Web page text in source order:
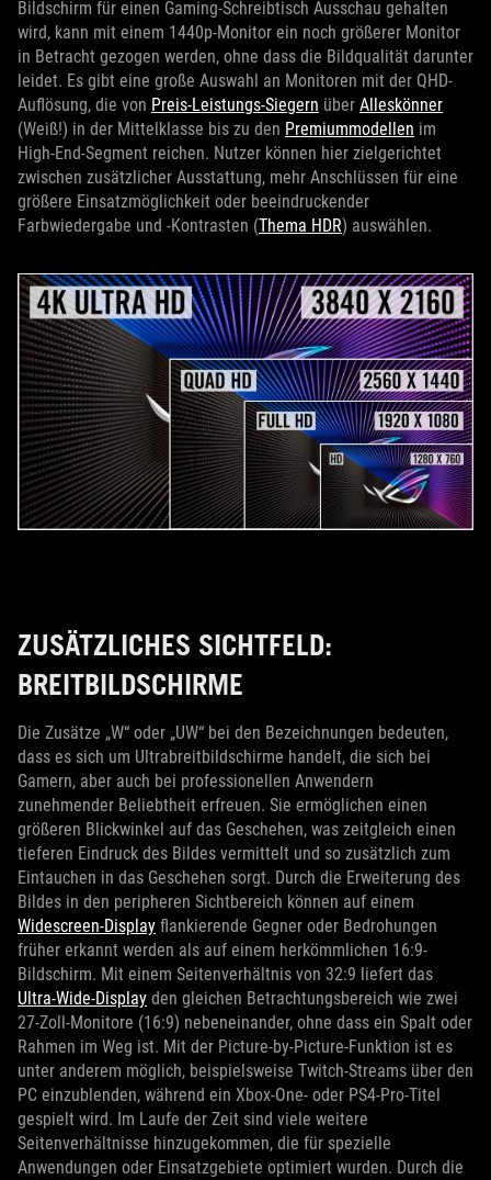
Bildschirm für einen Gaming-Schreibtisch Ausschau gehalten
wird, kann mit einem 1440p-Monitor ein noch größerer Monitor
in Betracht gezogen werden, ohne dass die Bildqualität darunter
leidet. Es gibt eine große Auswahl an Monitoren mit der QHD-
Auflösung, die von Preis-Leistungs-Siegern über Alleskönner
(Weiß!) in der Mittelklasse bis zu den Premiummodellen im
High-End-Segment reichen. Nutzer können hier zielgerichtet
zwischen zusätzlicher Ausstattung, mehr Anschlüssen für eine
größere Einsatzmöglichkeit oder beeindruckender
Farbwiedergabe und -Kontrasten (Thema HDR) auswählen.
ZUSÄTZLICHES SICHTFELD:
BREITBILDSCHIRME
Die Zusätze „W“ oder „UW“ bei den Bezeichnungen bedeuten,
dass es sich um Ultrabreitbildschirme handelt, die sich bei
Gamern, aber auch bei professionellen Anwendern
zunehmender Beliebtheit erfreuen. Sie ermöglichen einen
größeren Blickwinkel auf das Geschehen, was zeitgleich einen
tieferen Eindruck des Bildes vermittelt und so zusätzlich zum
Eintauchen in das Geschehen sorgt. Durch die Erweiterung des
Bildes in den peripheren Sichtbereich können auf einem
Widescreen-Display flankierende Gegner oder Bedrohungen
früher erkannt werden als auf einem herkömmlichen 16:9-
Bildschirm. Mit einem Seitenverhältnis von 32:9 liefert das
Ultra-Wide-Display den gleichen Betrachtungsbereich wie zwei
27-Zoll-Monitore (16:9) nebeneinander, ohne dass ein Spalt oder
Rahmen im Weg ist. Mit der Picture-by-Picture-Funktion ist es
unter anderem möglich, beispielsweise Twitch-Streams über den
PC einzublenden, während ein Xbox-One- oder PS4-Pro-Titel
gespielt wird. Im Laufe der Zeit sind viele weitere
Seitenverhältnisse hinzugekommen, die für spezielle
Anwendungen oder Einsatzgebiete optimiert wurden. Durch die